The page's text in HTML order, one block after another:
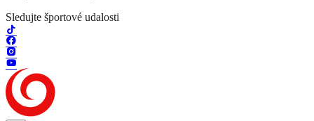
Sledujte športové udalosti